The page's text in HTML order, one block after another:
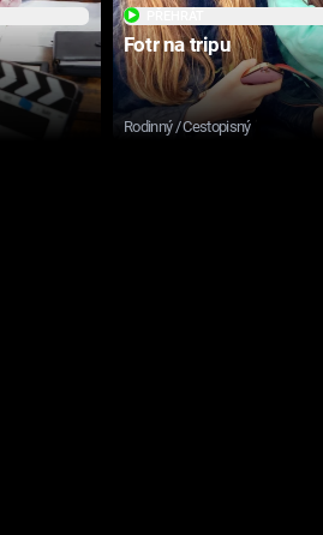
Fotr na tripu
Rodinný / Cestopisný